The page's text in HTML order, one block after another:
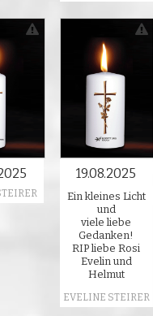
19.08.2025
Ein kleines Licht
und
viele liebe
Gedanken!
RIP liebe Rosi
Evelin und
Helmut
EVELINE STEIRER